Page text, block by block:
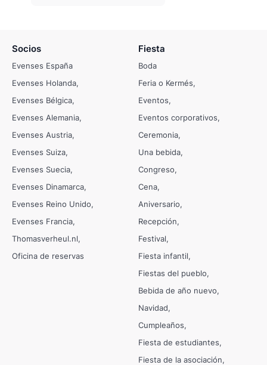
Socios
Evenses España
Evenses Holanda
Evenses Bélgica
Evenses Alemania
Evenses Austria
Evenses Suiza
Evenses Suecia
Evenses Dinamarca
Evenses Reino Unido
Evenses Francia
Thomasverheul.nl
Oficina de reservas
Fiesta
Boda
Feria o Kermés
Eventos
Eventos corporativos
Ceremonia
Una bebida
Congreso
Cena
Aniversario
Recepción
Festival
Fiesta infantil
Fiestas del pueblo
Bebida de año nuevo
Navidad
Cumpleaños
Fiesta de estudiantes
Fiesta de la asociación